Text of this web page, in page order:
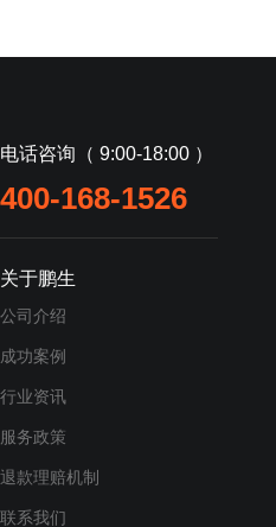
电话咨询（ 9:00-18:00 ）
400-168-1526
关于鹏生
公司介绍
成功案例
行业资讯
服务政策
退款理赔机制
联系我们